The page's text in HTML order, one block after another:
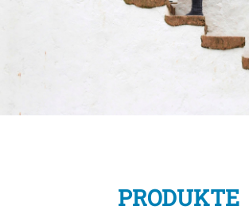
PRODUKTE